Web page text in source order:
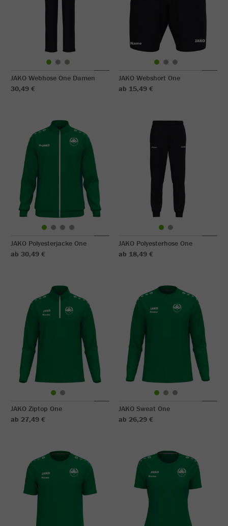
JAKO Webhose One Damen
30,49 €
JAKO Webshort One
ab 15,49 €
JAKO Polyesterjacke One
ab 30,49 €
JAKO Polyesterhose One
ab 18,49 €
JAKO Ziptop One
ab 27,49 €
JAKO Sweat One
ab 26,29 €